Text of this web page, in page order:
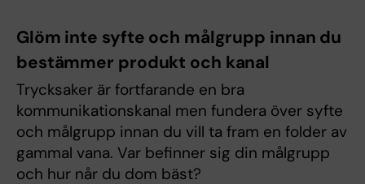
Glöm inte syfte och målgrupp innan du
bestämmer produkt och kanal
Trycksaker är fortfarande en bra
kommunikationskanal men fundera över syfte
och målgrupp innan du vill ta fram en folder av
gammal vana. Var befinner sig din målgrupp
och hur når du dom bäst?